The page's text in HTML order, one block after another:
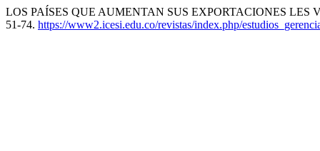
LOS PAÍSES QUE AUMENTAN SUS EXPORTACIONES LES
51-74. https://www2.icesi.edu.co/revistas/index.php/